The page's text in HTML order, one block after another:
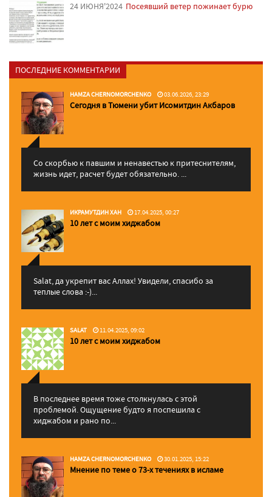
24 ИЮНЯ'2024 Посеявший ветер пожинает бурю
ПОСЛЕДНИЕ КОММЕНТАРИИ
HAMZA CHERNOMORCHENKO 03.06.2026, 23:29
Сегодня в Тюмени убит Исомитдин Акбаров
Со скорбью к павшим и ненавестью к притеснителям,
жизнь идет, расчет будет обязательно. ...
ИКРАМУТДИН ХАН 17.04.2025, 00:27
10 лет с моим хиджабом
Salat, да укрепит вас Аллаx! Увидели, спасибо за
теплые слова :-)...
SALAT 11.04.2025, 09:02
10 лет с моим хиджабом
В последнее время тоже столкнулась с этой
проблемой. Ощущение будто я поспешила с
хиджабом и рано по...
HAMZA CHERNOMORCHENKO 30.01.2025, 15:22
Мнение по теме о 73-х течениях в исламе